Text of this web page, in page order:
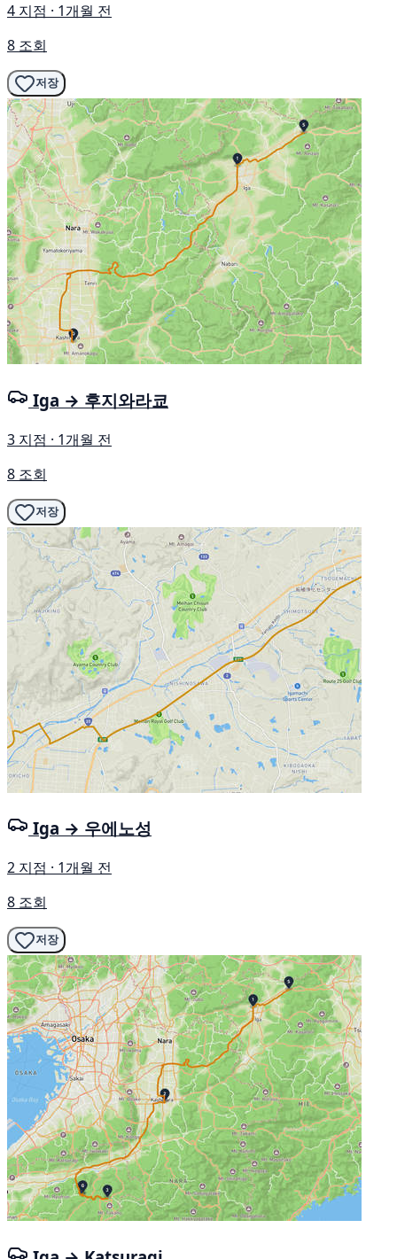
4 지점 · 1개월 전
8 조회
저장
Iga → 후지와라쿄
3 지점 · 1개월 전
8 조회
저장
Iga → 우에노성
2 지점 · 1개월 전
8 조회
저장